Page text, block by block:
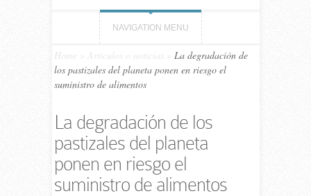
NAVIGATION MENU
Home Artículos o noticias
La degradación de
los pastizales del planeta ponen en riesgo el
suministro de alimentos
La degradación de los
pastizales del planeta
ponen en riesgo el
suministro de alimentos